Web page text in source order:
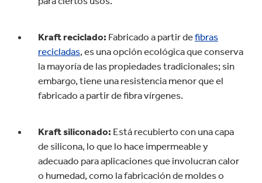
Kraft reciclado: Fabricado a partir defibras
recicladas, es una opción ecológica que conserva
la mayoría de las propiedades tradicionales; sin
embargo, tiene una resistencia menor que el
fabricado a partir de fibra vírgenes.
Kraft siliconado: Está recubierto con una capa
de silicona, lo que lo hace impermeable y
adecuado para aplicaciones que involucran calor
o humedad, como la fabricación de moldes o